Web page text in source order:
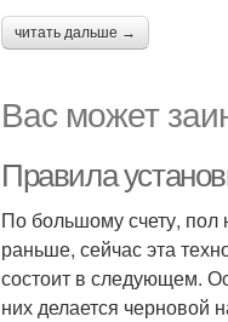
читать дальше →
Вас может
Правила
По большому счету, пол
раньше, сейчас эта
состоит в следующем.
них делается черновой